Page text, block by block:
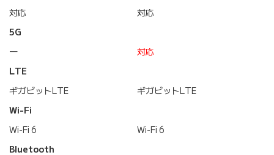
対応
対応
5G
―
対応
LTE
ギガビットLTE
ギガビットLTE
Wi-Fi
Wi-Fi 6
Wi-Fi 6
Bluetooth